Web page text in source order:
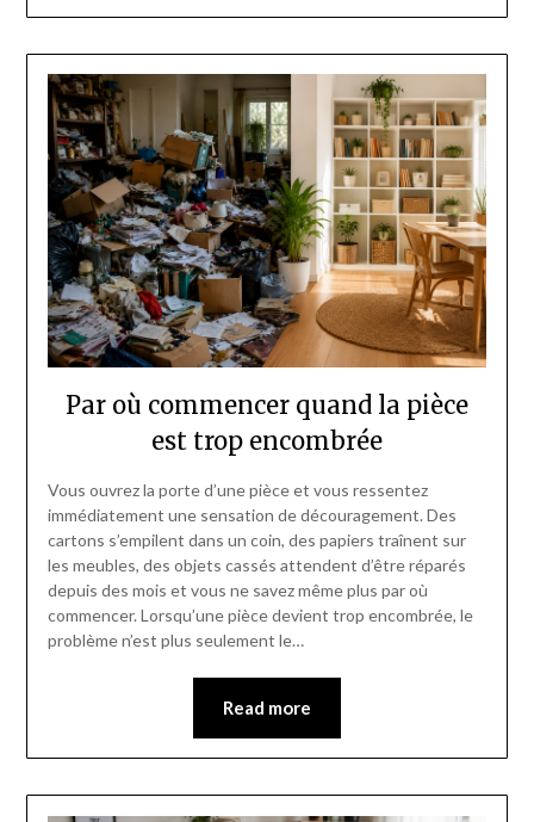
Par où commencer quand la pièce
est trop encombrée
Vous ouvrez la porte d’une pièce et vous ressentez
immédiatement une sensation de découragement. Des
cartons s’empilent dans un coin, des papiers traînent sur
les meubles, des objets cassés attendent d’être réparés
depuis des mois et vous ne savez même plus par où
commencer. Lorsqu’une pièce devient trop encombrée, le
problème n’est plus seulement le…
Read more